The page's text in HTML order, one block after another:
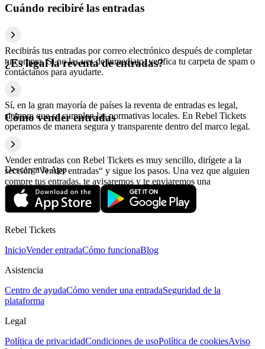
Cuándo recibiré las entradas
Recibirás tus entradas por correo electrónico después de completar
tu compra. Si no las ves de inmediato, verifica tu carpeta de spam o
contáctanos para ayudarte.
¿Es legal la reventa de entradas?
Sí, en la gran mayoría de países la reventa de entradas es legal,
siempre que se cumplan las normativas locales. En Rebel Tickets
operamos de manera segura y transparente dentro del marco legal.
Cómo vender entradas
Vender entradas con Rebel Tickets es muy sencillo, dirígete a la
sección “Vender entradas“ y sigue los pasos. Una vez que alguien
compre tus entradas, te avisaremos y te enviaremos una
confirmación con la información relativa al pago.
Descarga la App
Rebel Tickets
InicioVender entradaCómo funcionaBlog
Asistencia
Centro de ayudaCómo vender una entradaSeguridad de la
plataforma
Legal
Política de privacidadCondiciones de usoPolítica de cookiesAviso